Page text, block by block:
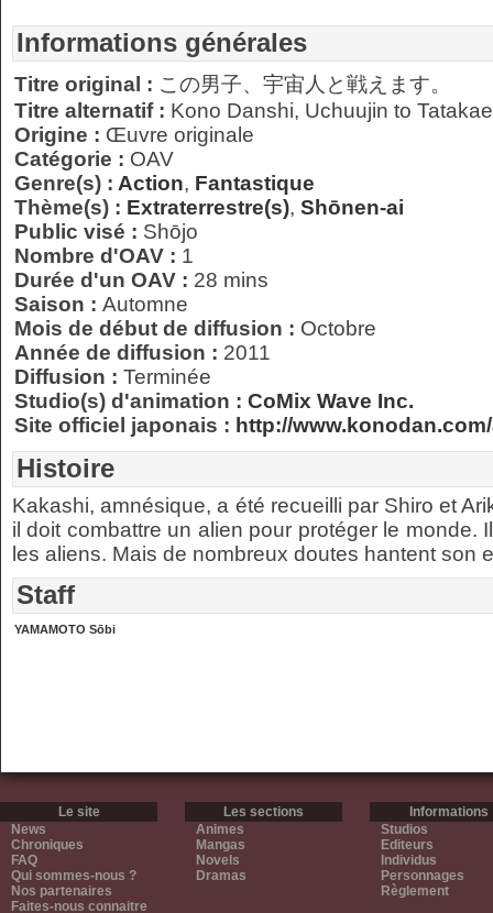
Informations générales
Titre original : この男子、宇宙人と戦えます。
Titre alternatif : Kono Danshi, Uchuujin to
Origine : Œuvre originale
Catégorie : OAV
Genre(s) : Action, Fantastique
Thème(s) : Extraterrestre(s), Shōnen-ai
Public visé : Shōjo
Nombre d'OAV : 1
Durée d'un OAV : 28 mins
Saison : Automne
Mois de début de diffusion : Octobre
Année de diffusion : 2011
Diffusion : Terminée
Studio(s) d'animation : CoMix Wave Inc.
Site officiel japonais : http://
Histoire
Kakashi, amnésique, a été recueilli par Shiro et
il doit combattre un alien pour protéger le monde.
les aliens. Mais de nombreux doutes hantent son
Staff
YAMAMOTO Sōbi
Le site
News
Chroniques
FAQ
Qui sommes-nous ?
Nos partenaires
Faites-nous connaitre
Les sections
Animes
Mangas
Novels
Dramas
Informations
Studios
Editeurs
Individus
Personnages
Règlement